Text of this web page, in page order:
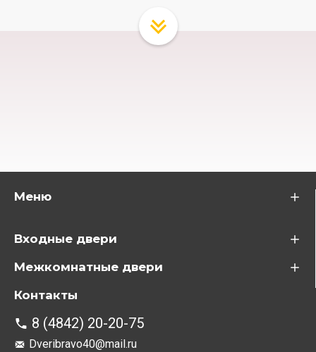
Меню
Входные двери
Межкомнатные двери
Контакты
8 (4842) 20-20-75
Dveribravo40@mail.ru